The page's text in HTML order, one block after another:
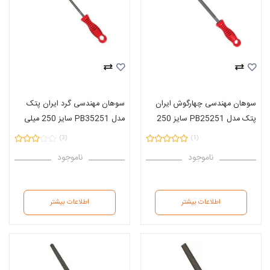
سوهان مهندسی چهارگوش ایران
پتک مدل PB25251 سایز 250
(1)
ناموجود
اطلاعات بیشتر
سوهان مهندسی گرد ایران پتک
مدل PB35251 سایز 250 میلی
(3)
ناموجود
اطلاعات بیشتر